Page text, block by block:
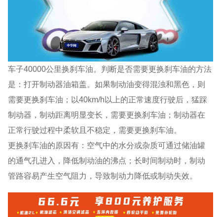
车子40000公里换刹车油。判断是否需要更换刹车油的方法
是：打开制动器油箱盖。如果制动油变得混浊和黑色，则
需要更换刹车油；以40km/h以上的正常速度行驶后，猛踩
制动器，制动距离明显变长，需要更换刹车油；制动器在
正常行驶过程中柔软且不稳定，需要更换刹车油。
更换刹车油的原因有：空气中的水分或杂质可通过储油罐
的通气孔进入，降低制动油的沸点；长时间制动时，制动
管路容易产生空气阻力，导致制动力降低或制动失效。